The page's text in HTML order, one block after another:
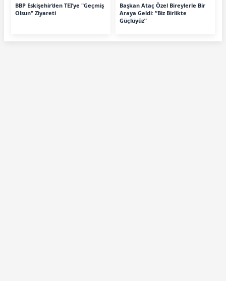
BBP Eskişehir’den TEI’ye "Geçmiş
Olsun" Ziyareti
Başkan Ataç Özel Bireylerle Bir
Araya Geldi: “Biz Birlikte
Güçlüyüz”